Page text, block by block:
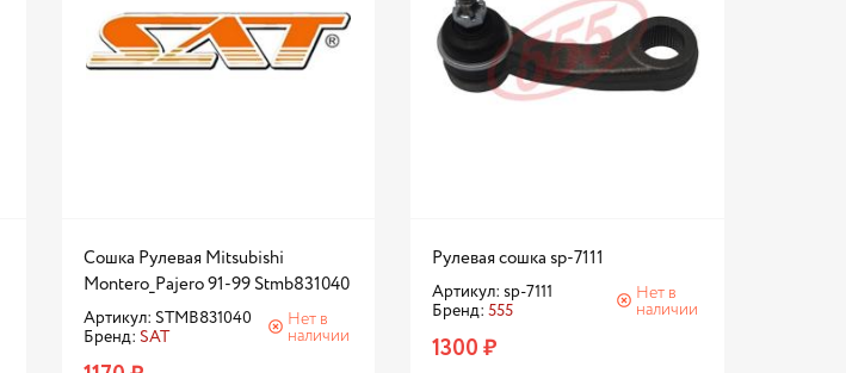
Сошка Рулевая Mitsubishi
Montero_Pajero 91-99 Stmb831040
Артикул: STMB831040
Бренд: SAT
Нет в
наличии
Рулевая сошка sp-7111
Артикул: sp-7111
Бренд:555
Нет в
наличии
1300 ₽